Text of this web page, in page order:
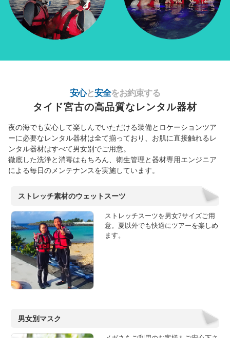
安心と安全をお約束する
タイド宮古の高品質なレンタル器材
夜の海でも安心して楽しんでいただける装備とロケーションツア
ーに必要なレンタル器材は全て揃っており、 お肌に直接触れるレ
ンタル器材はすべて男女別でご用意。
徹底した洗浄と消毒はもちろん、衛生管理と器材専用エンジニア
による毎日のメンテナンスを実施しています。
ストレッチ素材のウェットスーツ
ストレッチスーツを男女7サイズご用
意。夏以外でも快適にツアーを楽しめ
ます。
男女別マスク
メガネをご利用のお客様もご安心下さ